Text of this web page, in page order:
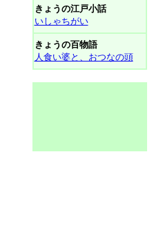
きょうの江戸小話
いしゃちがい
きょうの百物語
人食い婆と、おつなの頭